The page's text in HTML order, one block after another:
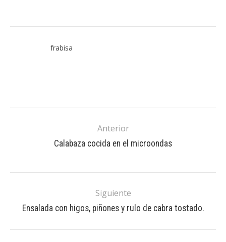
frabisa
Anterior
Calabaza cocida en el microondas
Siguiente
Ensalada con higos, piñones y rulo de cabra tostado.